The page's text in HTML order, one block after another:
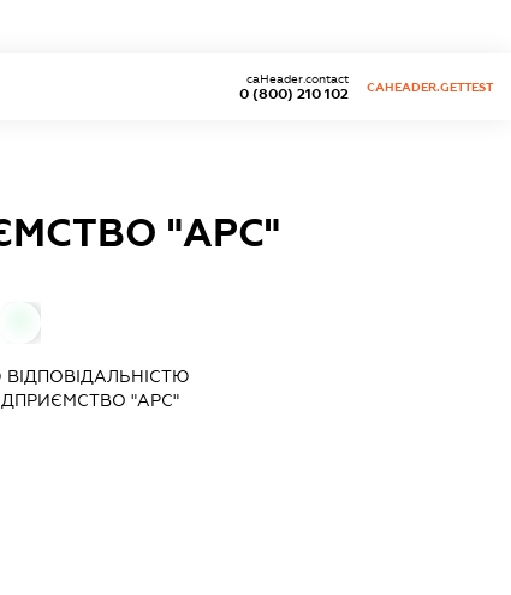
0 (800) 210 102
caHeader.contact
CAHEADER.GETTEST
"АРС"
"АРС"